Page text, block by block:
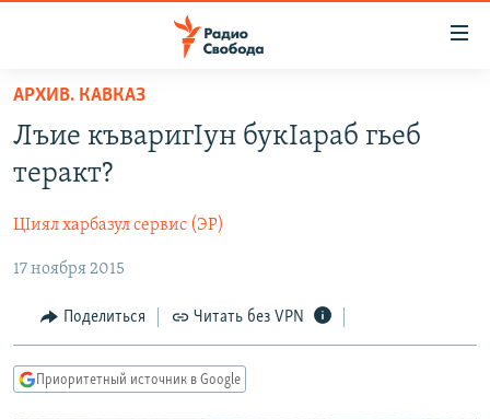
упрощенного
доступа
основному
Вернутся
главной
навигации
Вернутся
АВТОРСКИЕ ПРОЕКТЫ
ЦИТАТЫ СВОБОДЫ
МНЕНИЯ
КУЛЬТУРА
IDEL.РЕАЛИИ
КАВКАЗ.РЕАЛИИ
АРХИВ. КАВКАЗ
Лъие къваригIун букIараб гьеб
теракт?
ЦIиял харбазул сервис (ЭР)
17 ноября 2015
Поделиться Читать без VPN
Приоритетный источник в Google